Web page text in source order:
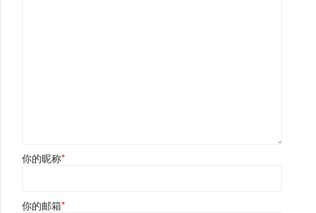
你的昵称*
你的邮箱*